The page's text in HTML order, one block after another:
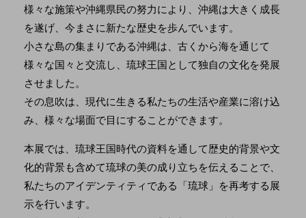
様々な施策や沖縄県民の努力により、沖縄は大きく成長
を遂げ、今まさに新たな歴史を歩んでいます。
小さな島の集まりである沖縄は、古くから海を通じて
様々な国々と交流し、琉球王国として独自の文化を発展
させました。
その息吹は、現代に生きる私たちの生活や産業に溶け込
み、様々な場面で目にすることができます。
本展では、琉球王国時代の資料を通して歴史的背景や文
化的背景も含めて琉球の美の成り立ちを伝えることで、
私たちのアイデンティティである「琉球」を再考する展
示を行います。